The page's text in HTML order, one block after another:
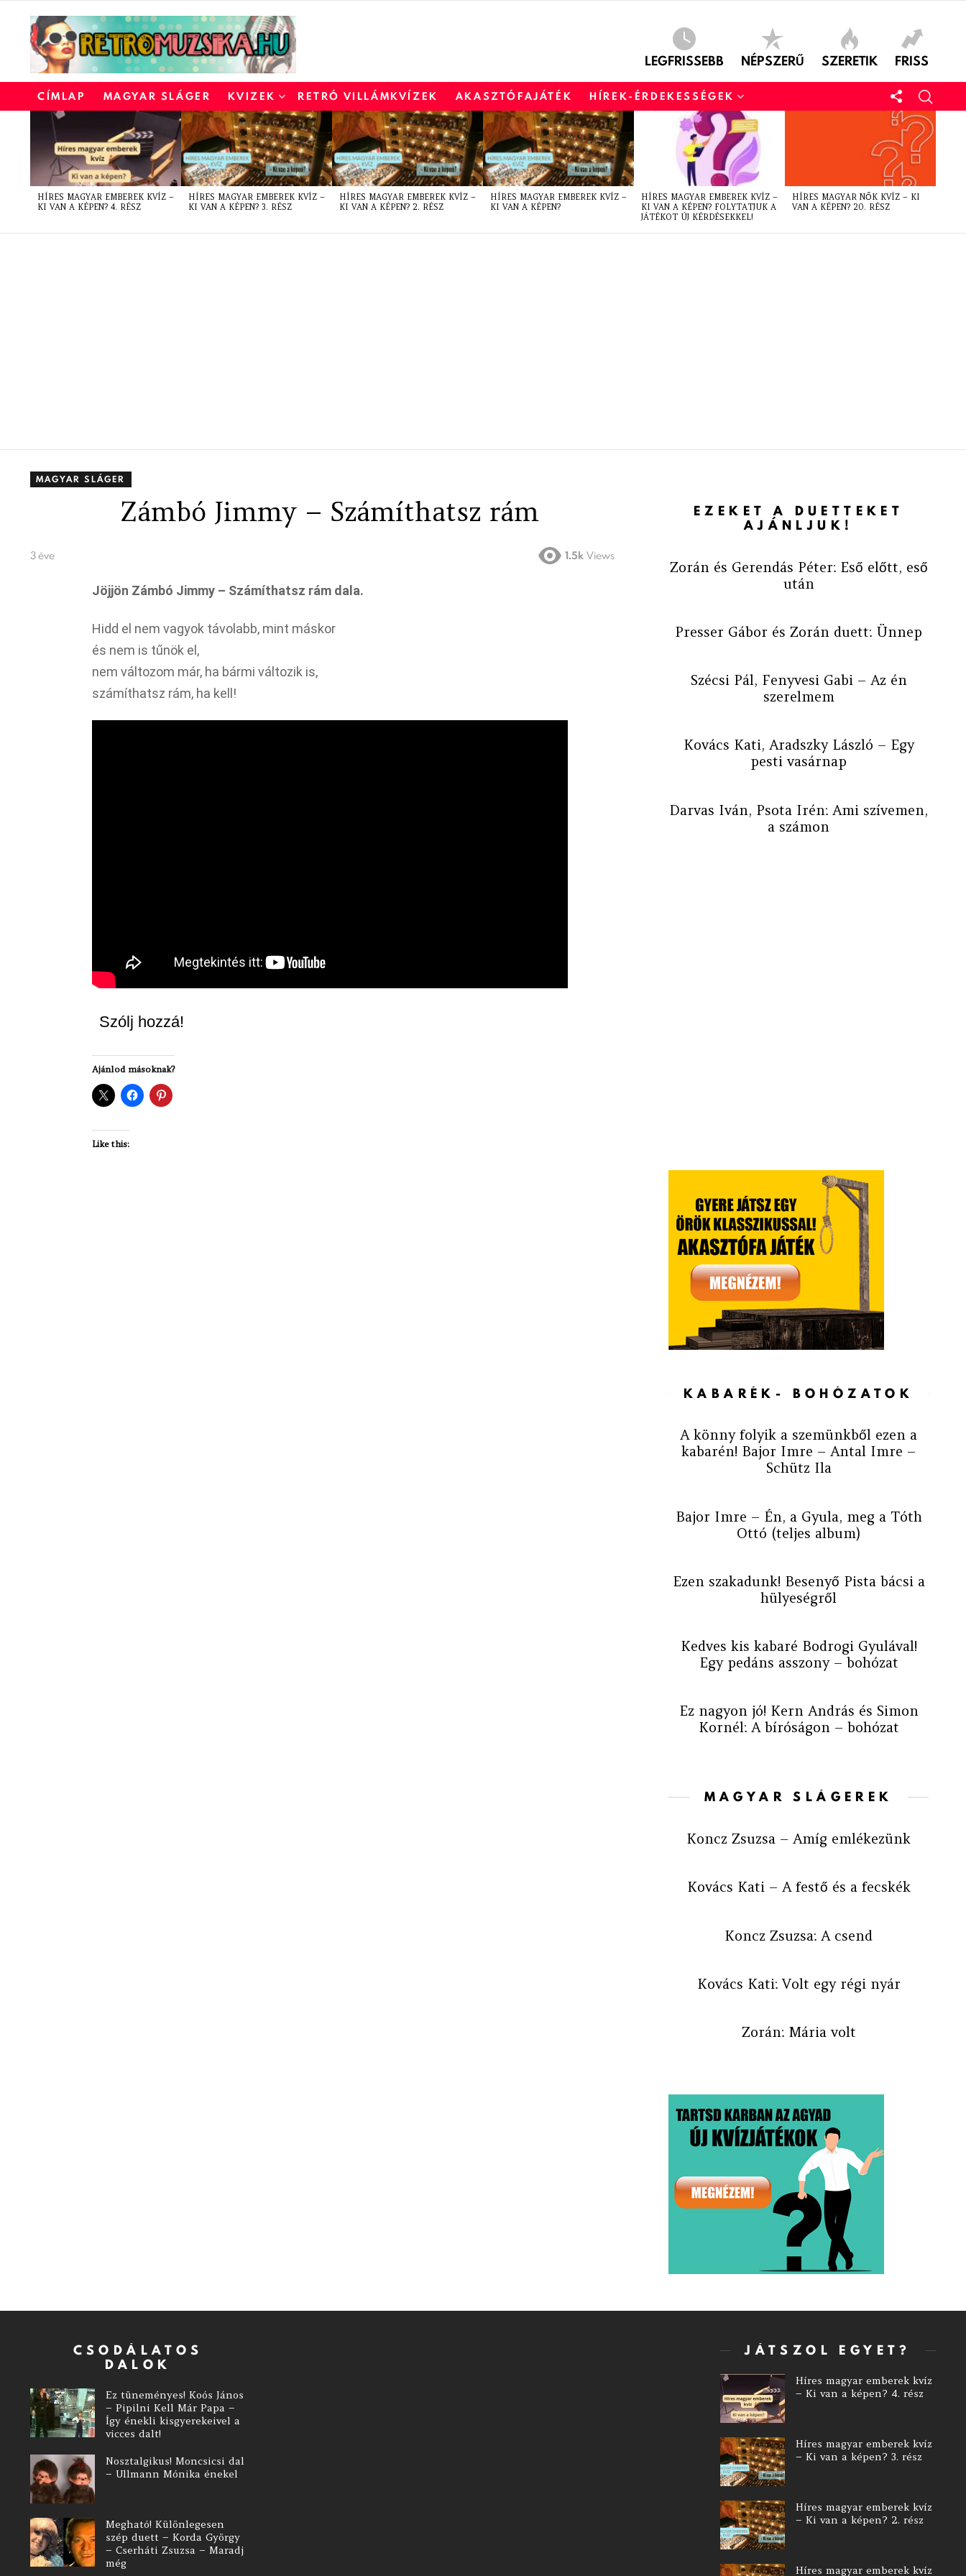
LEGFRISSEBB NÉPSZERŰ SZERETIK FRISS
CÍMLAP MAGYAR SLÁGER KVIZEK RETRÓ VILLÁMKVÍZEK AKASZTÓFAJÁTÉK HÍREK-ÉRDEKESSÉGEK
LATEST
STORIES
HÍRES MAGYAR EMBEREK KVÍZ –
KI VAN A KÉPEN? 4. RÉSZ
HÍRES MAGYAR EMBEREK KVÍZ –
KI VAN A KÉPEN? 3. RÉSZ
HÍRES MAGYAR EMBEREK KVÍZ –
KI VAN A KÉPEN? 2. RÉSZ
HÍRES MAGYAR EMBEREK KVÍZ –
KI VAN A KÉPEN?
HÍRES MAGYAR EMBEREK KVÍZ –
KI VAN A KÉPEN? FOLYTATJUK A
JÁTÉKOT ÚJ KÉRDÉSEKKEL!
HÍRES MAGYAR NŐK KVÍZ – KI
VAN A KÉPEN? 20. RÉSZ
MAGYAR SLÁGER
Zámbó Jimmy – Számíthatsz rám
3 éve 1.5k Views
Jöjjön Zámbó Jimmy – Számíthatsz rám dala.
Hidd el nem vagyok távolabb, mint máskor
és nem is tűnök el,
nem változom már, ha bármi változik is,
számíthatsz rám, ha kell!
Szólj hozzá!
Ajánlod másoknak?
Like this:
EZEKET A DUETTEKET
AJÁNLJUK!
Zorán és Gerendás Péter: Eső előtt, eső
után
Presser Gábor és Zorán duett: Ünnep
Szécsi Pál, Fenyvesi Gabi – Az én
szerelmem
Kovács Kati, Aradszky László – Egy
pesti vasárnap
Darvas Iván, Psota Irén: Ami szívemen,
a számon
KABARÉK- BOHÓZATOK
A könny folyik a szemünkből ezen a
kabarén! Bajor Imre – Antal Imre –
Schütz Ila
Bajor Imre – Én, a Gyula, meg a Tóth
Ottó (teljes album)
Ezen szakadunk! Besenyő Pista bácsi a
hülyeségről
Kedves kis kabaré Bodrogi Gyulával!
Egy pedáns asszony – bohózat
Ez nagyon jó! Kern András és Simon
Kornél: A bíróságon – bohózat
MAGYAR SLÁGEREK
Koncz Zsuzsa – Amíg emlékezünk
Kovács Kati – A festő és a fecskék
Koncz Zsuzsa: A csend
Kovács Kati: Volt egy régi nyár
Zorán: Mária volt
CSODÁLATOS
DALOK
Ez tüneményes! Koós János
– Pipilni Kell Már Papa –
Így énekli kisgyerekeivel a
vicces dalt!
Nosztalgikus! Moncsicsi dal
– Ullmann Mónika énekel
Megható! Különlegesen
szép duett – Korda György
– Cserháti Zsuzsa – Maradj
még
JÁTSZOL EGYET?
Híres magyar emberek kvíz
– Ki van a képen? 4. rész
Híres magyar emberek kvíz
– Ki van a képen? 3. rész
Híres magyar emberek kvíz
– Ki van a képen? 2. rész
Híres magyar emberek kvíz